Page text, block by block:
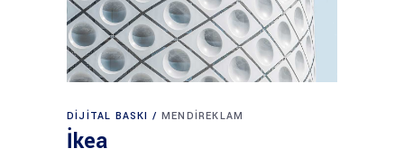
DIJITAL BASKI MENDIREKLAM
İkea